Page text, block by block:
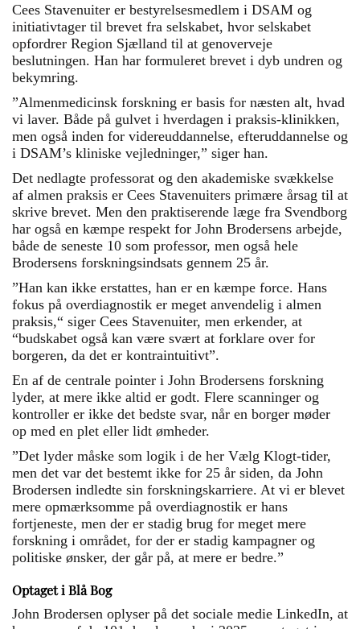
Cees Stavenuiter er bestyrelsesmedlem i DSAM og
initiativtager til brevet fra selskabet, hvor selskabet
opfordrer Region Sjælland til at genoverveje
beslutningen. Han har formuleret brevet i dyb undren og
bekymring.
”Almenmedicinsk forskning er basis for næsten alt, hvad
vi laver. Både på gulvet i hverdagen i praksis-klinikken,
men også inden for videreuddannelse, efteruddannelse og
i DSAM’s kliniske vejledninger,” siger han.
Det nedlagte professorat og den akademiske svækkelse
af almen praksis er Cees Stavenuiters primære årsag til at
skrive brevet. Men den praktiserende læge fra Svendborg
har også en kæmpe respekt for John Brodersens arbejde,
både de seneste 10 som professor, men også hele
Brodersens forskningsindsats gennem 25 år.
”Han kan ikke erstattes, han er en kæmpe force. Hans
fokus på overdiagnostik er meget anvendelig i almen
praksis,“ siger Cees Stavenuiter, men erkender, at
“budskabet også kan være svært at forklare over for
borgeren, da det er kontraintuitivt”.
En af de centrale pointer i John Brodersens forskning
lyder, at mere ikke altid er godt. Flere scanninger og
kontroller er ikke det bedste svar, når en borger møder
op med en plet eller lidt ømheder.
”Det lyder måske som logik i de her Vælg Klogt-tider,
men det var det bestemt ikke for 25 år siden, da John
Brodersen indledte sin forskningskarriere. At vi er blevet
mere opmærksomme på overdiagnostik er hans
fortjeneste, men der er stadig brug for meget mere
forskning i området, for der er stadig kampagner og
politiske ønsker, der går på, at mere er bedre.”
Optaget i Blå Bog
John Brodersen oplyser på det sociale medie LinkedIn, at